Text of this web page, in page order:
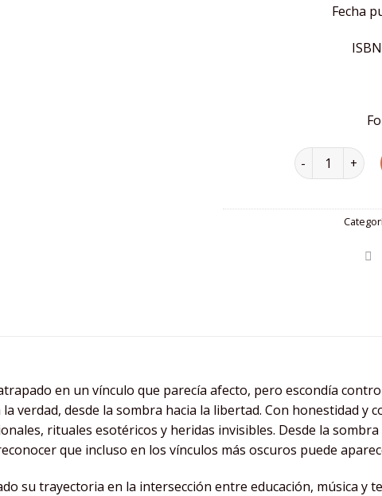
Fecha
Desde tu
en un vínculo que parecía afecto, pero escondía
verdad, desde la sombra hacia la libertad. Con honestidad y
rituales esotéricos y heridas invisibles. Desde la
que incluso en los vínculos más oscuros puede
su trayectoria en la intersección entre educación, música y